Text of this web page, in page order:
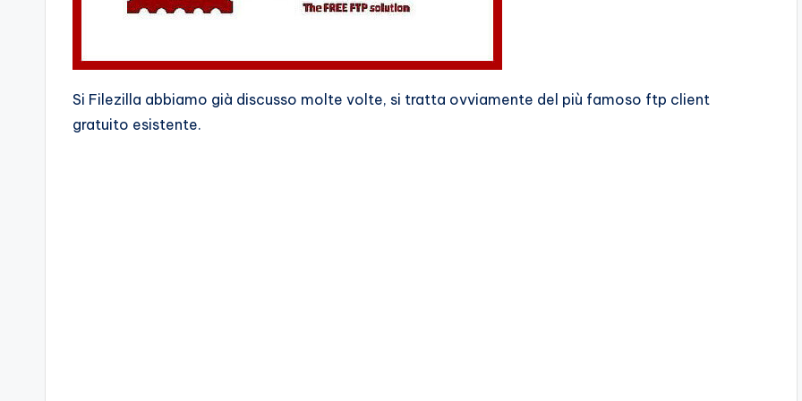
Si Filezilla abbiamo già discusso molte volte, si tratta ovviamente del più famoso ftp client
gratuito esistente.